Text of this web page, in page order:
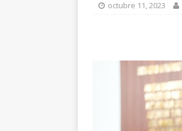
octubre 11, 2023